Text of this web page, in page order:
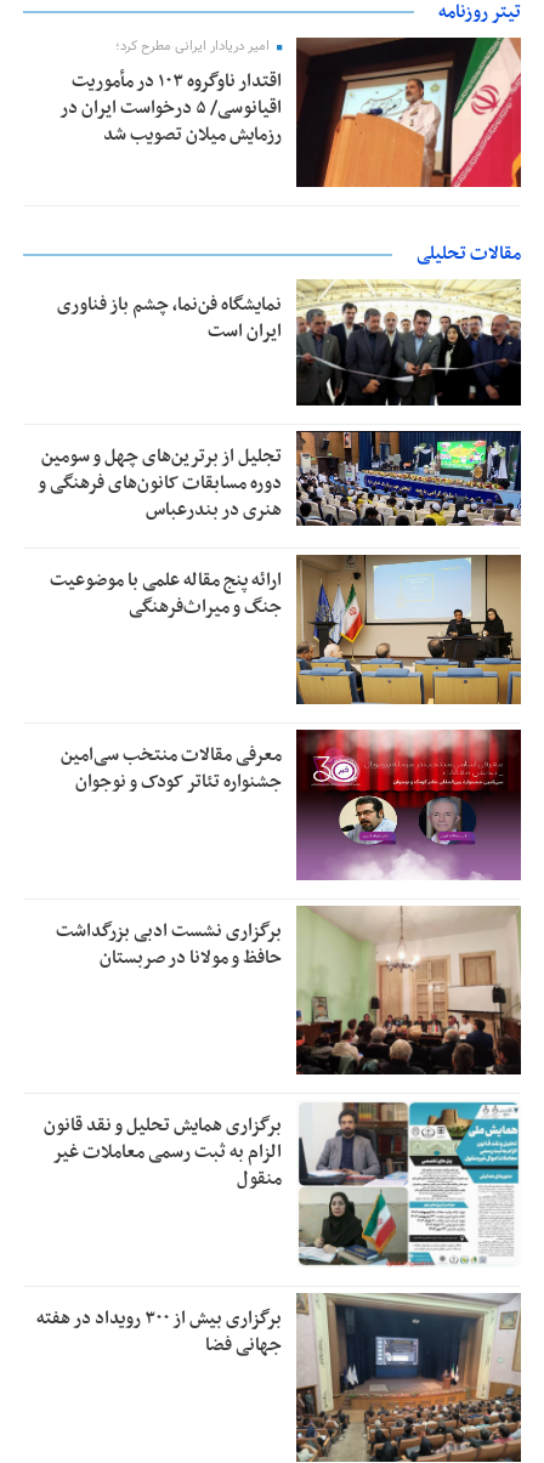
تیتر روزنامه
امیر دریادار ایرانی مطرح کرد؛
اقتدار ناوگروه ۱۰۳ در مأموریت‌
اقیانوسی/ ۵ درخواست ایران در
رزمایش میلان تصویب شد
مقالات تحلیلی
نمایشگاه فن‌نما، چشم باز فناوری
ایران است
تجلیل از بر‌ترین‌های چهل و سومین
دوره مسابقات کانون‌های فرهنگی و
هنری در بندرعباس
ارائه پنج مقاله علمی با موضوعیت
جنگ و میراث‌فرهنگی
معرفی مقالات منتخب سی‌امین
جشنواره تئاتر کودک و نوجوان
برگزاری نشست ادبی بزرگداشت
حافظ و مولانا در صربستان
برگزاری همایش تحلیل و نقد قانون
الزام به ثبت رسمی معاملات غیر
منقول
برگزاری بیش از ۳۰۰ رویداد در هفته
جهانی فضا